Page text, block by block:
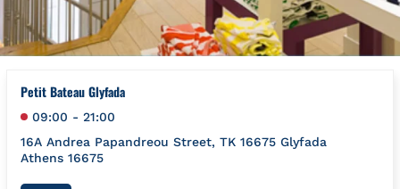
Petit Bateau Glyfada
09:00 - 21:00
16A Andrea Papandreou Street, TK 16675 Glyfada
Athens 16675